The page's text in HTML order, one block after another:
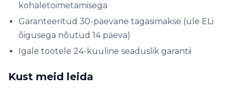
kohaletoimetamisega
Garanteeritud 30-päevane tagasimakse (üle ELi
õigusega nõutud 14 päeva)
Igale tootele 24-kuuline seaduslik garantii
Kust meid leida